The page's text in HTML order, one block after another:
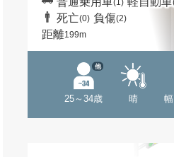
(1)
死亡(0) 負傷(2)
距離199m
25～34歳
他
晴